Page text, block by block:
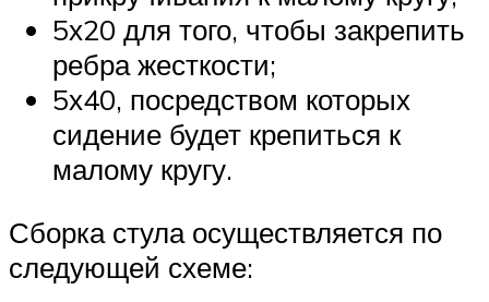
5х20 для того, чтобы закрепить
ребра жесткости;
5х40, посредством которых
сидение будет крепиться к
малому кругу.
Сборка стула осуществляется по
следующей схеме: